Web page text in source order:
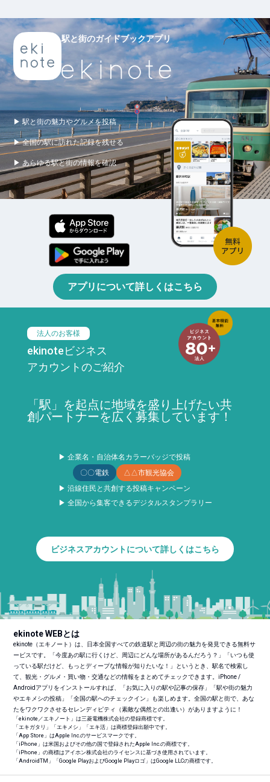
駅と街のガイドブックアプリ
▶ 駅と街の魅力やグルメを投稿
▶ 全国の駅に訪れた記録を残せる
▶ あらゆる駅と街の情報を確認
アプリについて詳しくはこちら
法人のお客様
ekinoteビジネス
アカウントのご紹介
「駅」を起点に地域を盛り上げたい共
創パートナーを広く募集しています！
▶ 企業名・自治体名カラーバッジで投稿
〇〇電鉄
△△市観光協会
▶ 沿線住民と共創する投稿キャンペーン
▶ 全国から集客できるデジタルスタンプラリー
ビジネスアカウントについて詳しくはこちら
ekinote WEBとは
ekinote（エキノート）は、日本全国すべての鉄道駅と周辺の街の魅力を発見できる無料サ
ービスです。「今度あの駅に行くけど、周辺にどんな場所があるんだろう？」「いつも使
っている駅だけど、もっとディープな情報が知りたいな！」というとき、駅名で検索し
て、観光・グルメ・買い物・交通などの情報をまとめてチェックできます。iPhone /
Androidアプリをインストールすれば、「お気に入りの駅や記事の保存」「駅や街の魅力
やエキメシの投稿」「全国の駅へのチェックイン」も楽しめます。全国の駅と街で、あな
たをワクワクさせるセレンディピティ（素敵な偶然との出逢い）がありますように！
「ekinote／エキノート」は三菱電機株式会社の登録商標です。
「エキガタリ」「エキメシ」「エキ活」は商標登録出願中です。
「App Store」はApple Inc.のサービスマークです。
「iPhone」は米国およびその他の国で登録されたApple Inc.の商標です。
「iPhone」の商標はアイホン株式会社のライセンスに基づき使用されています。
「AndroidTM 」「Google PlayおよびGoogle Playロゴ」はGoogle LLCの商標です。